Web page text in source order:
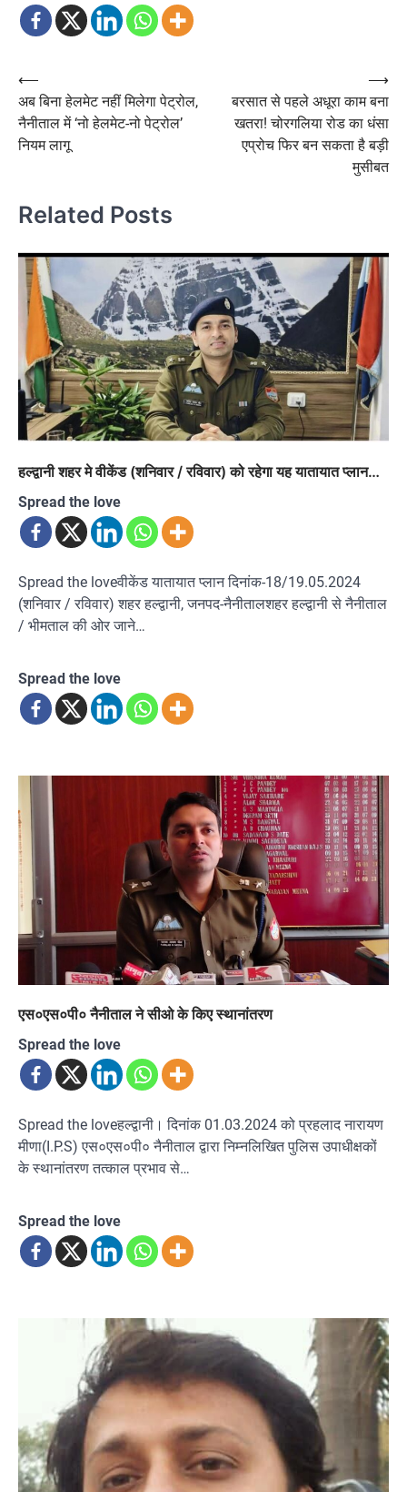
Post
navigation
⟵
अब बिना हेलमेट नहीं मिलेगा पेट्रोल,
नैनीताल में ‘नो हेलमेट-नो पेट्रोल’
नियम लागू
बरसात से पहले अधूरा काम बना
खतरा! चोरगलिया रोड का धंसा
एप्रोच फिर बन सकता है बड़ी
मुसीबत
⟶
Related Posts
हल्द्वानी शहर मे वीकेंड (शनिवार / रविवार) को रहेगा यह यातायात प्लान…
Spread the love
Spread the loveवीकेंड यातायात प्लान दिनांक-18/19.05.2024
(शनिवार / रविवार) शहर हल्द्वानी, जनपद-नैनीतालशहर हल्द्वानी से नैनीताल
/ भीमताल की ओर जाने…
Spread the love
एस०एस०पी० नैनीताल ने सीओ के किए स्थानांतरण
Spread the love
Spread the loveहल्द्वानी। दिनांक 01.03.2024 को प्रहलाद नारायण
मीणा(I.P.S) एस०एस०पी० नैनीताल द्वारा निम्नलिखित पुलिस उपाधीक्षकों
के स्थानांतरण तत्काल प्रभाव से…
Spread the love